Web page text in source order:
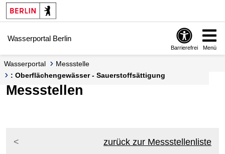
Springe zur Navigation
Springe zum Inhalt
Wasserportal Berlin
Barrierefrei Menü
Wasserportal
Messstelle
: Oberflächengewässer - Sauerstoffsättigung
Messstellen
zurück zur Messstellenliste